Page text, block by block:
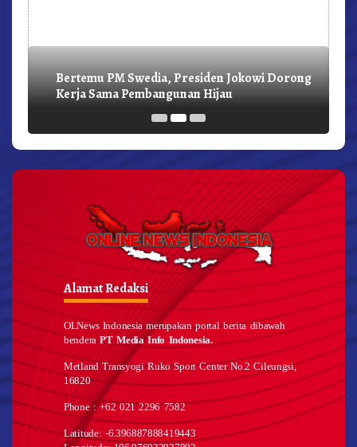
Bertemu PM Swedia, Presiden Jokowi Dorong
Kerja Sama Pembangunan Hijau
Alamat Redaksi
OLNews Indonesia merupakan portal berita dibawah
benderaPT Media Info Indonesia.
Metland Transyogi Ruko Sport Center No.2 Cileungsi,
16820
Phone : +62 021 2296 7582
Latitude: -6.396887888419443